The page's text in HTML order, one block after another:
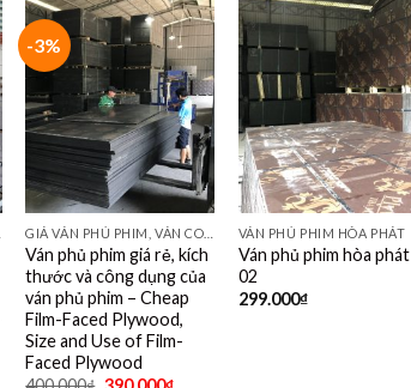
-3%
Ván phủ phim giá rẻ, kích
thước và công dụng của
ván phủ phim – Cheap
Film-Faced Plywood,
Size and Use of Film-
Faced Plywood
VÁN PHỦ PHIM HÒA PHÁT
Ván phủ phim hòa phát
02
299.000₫